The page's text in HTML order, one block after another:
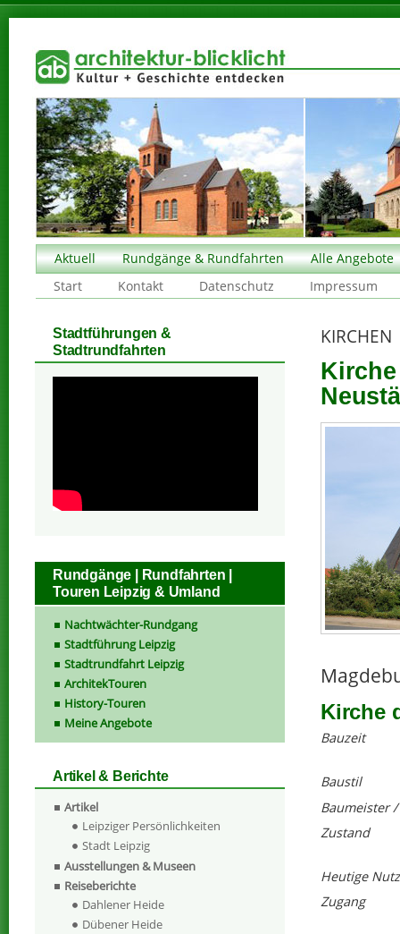
Aktuell Rundgänge & Rundfahrten
Alle Angebote
Start
Kontakt Datenschutz Impressum
KIRCHEN
Kirche
Bauzeit
Baustil
Baumeister
Zustand
Heutige
Zugang
Stadtführungen &
Stadtrundfahrten
Rundgänge | Rundfahrten |
Touren Leipzig & Umland
Nachtwächter-Rundgang
Stadtführung Leipzig
Stadtrundfahrt Leipzig
ArchitekTouren
History-Touren
Meine Angebote
Artikel & Berichte
Artikel
Leipziger Persönlichkeiten
Stadt Leipzig
Ausstellungen & Museen
Reiseberichte
Dahlener Heide
Dübener Heide